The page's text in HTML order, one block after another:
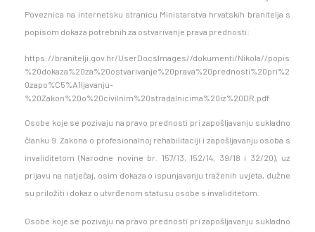
Poveznica na internetsku stranicu Ministarstva hrvatskih branitelja s
popisom dokaza potrebnih za ostvarivanje prava prednosti:
https://branitelji.gov.hr/UserDocsImages//dokumenti/Nikola//popis
%20dokaza%20za%20ostvarivanje%20prava%20prednosti%20pri%2
0zapo%C5%A1ljavanju-
%20Zakon%20o%20civilnim%20stradalnicima%20iz%20DR.pdf
Osobe koje se pozivaju na pravo prednosti pri zapošljavanju sukladno
članku 9. Zakona o profesionalnoj rehabilitaciji i zapošljavanju osoba s
invaliditetom (Narodne novine br. 157/13, 152/14, 39/18 i 32/20), uz
prijavu na natječaj, osim dokaza o ispunjavanju traženih uvjeta, dužne
su priložiti i dokaz o utvrđenom statusu osobe s invaliditetom.
Osobe koje se pozivaju na pravo prednosti pri zapošljavanju sukladno